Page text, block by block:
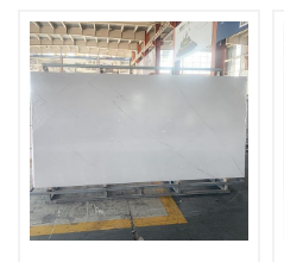
pour plan de travail de
meuble de cuisine.